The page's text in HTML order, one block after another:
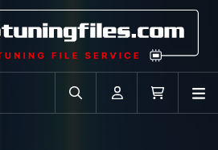
Zoek in autodatabase
Account